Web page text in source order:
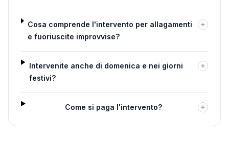
Cosa comprende l'intervento per allagamenti
e fuoriuscite improvvise?
Intervenite anche di domenica e nei giorni
festivi?
Come si paga l'intervento?